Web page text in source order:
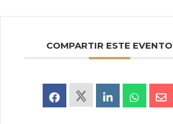
COMPARTIR ESTE EVENTO